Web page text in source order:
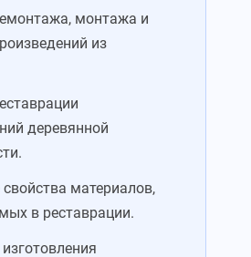
монтажа и
из
деревянной
материалов,
в реставрации.